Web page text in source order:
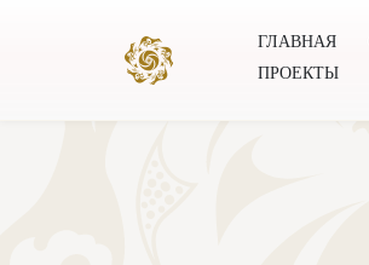
ГЛАВНАЯ
ПРОЕКТЫ